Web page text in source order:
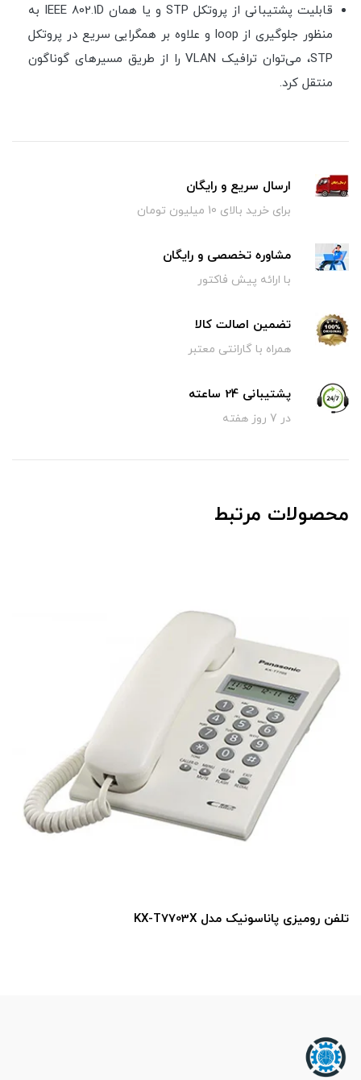
قابلیت پشتیبانی از پروتکل STP و یا همان IEEE 802.1D به
منظور جلوگیری از loop و علاوه بر همگرایی سریع در پروتکل
STP، می‌توان ترافیک VLAN را از طریق مسیرهای گوناگون
منتقل کرد.
ارسال سریع و رایگان
برای خرید بالای 10 میلیون تومان
مشاوره تخصصی و رایگان
با ارائه پیش فاکتور
تضمین اصالت کالا
همراه با گارانتی معتبر
پشتیبانی 24 ساعته
در 7 روز هفته
محصولات مرتبط
تلفن رومیزی پاناسونیک مدل KX-T7703X